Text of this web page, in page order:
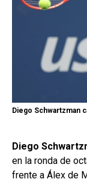
Diego Schwartzman
Diego
en la ronda de
frente a Álex de